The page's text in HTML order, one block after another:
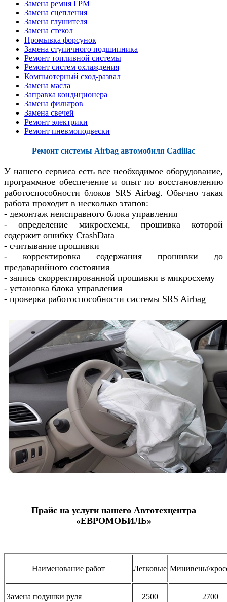
Замена ремня ГРМ
Замена сцепления
Замена глушителя
Замена стекол
Промывка форсунок
Замена ступичного подшипника
Ремонт топливной системы
Ремонт систем охлаждения
Компьютерный сход-развал
Замена масла
Заправка кондиционера
Замена фильтров
Замена свечей
Ремонт электрики
Ремонт пневмоподвески
Ремонт системы Airbag автомобиля Cadillac
У нашего сервиса есть все необходимое оборудование,
программное обеспечение и опыт по восстановлению
работоспособности блоков SRS Airbag. Обычно такая
работа проходит в несколько этапов:
- демонтаж неисправного блока управления
- определение микросхемы, прошивка которой
содержит ошибку CrashData
- считывание прошивки
- корректировка содержания прошивки до
предаварийного состояния
- запись скорректированной прошивки в микросхему
- установка блока управления
- проверка работоспособности системы SRS Airbag
Прайс на услуги нашего Автотехцентра
«ЕВРОМОБИЛЬ»
Наименование работ Легковые
Замена подушки руля 2500 2700